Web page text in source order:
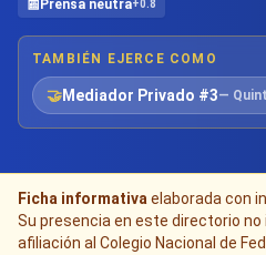
📰 Prensa neutra+0.8
TAMBIÉN EJERCE COMO
🤝Mediador Privado #3—
Ficha informativa elaborada con
Su presencia en este directorio
afiliación al Colegio Nacional de